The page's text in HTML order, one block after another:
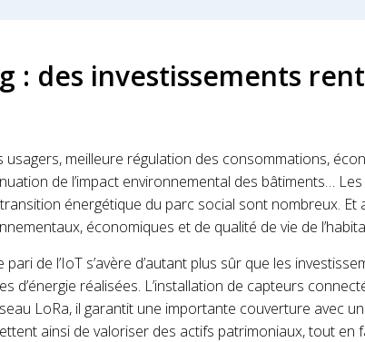
: des investissements
meilleure régulation des consommations,
de l’impact environnemental des bâtiments…
énergétique du parc social sont nombreux.
économiques et de qualité de vie de
de l’IoT s’avère d’autant plus sûr que les
d’énergie réalisées. L’installation de capteurs
LoRa, il garantit une importante couverture avec un
ainsi de valoriser des actifs patrimoniaux, tout en